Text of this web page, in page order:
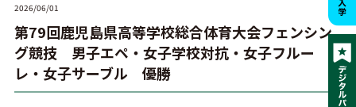
2026/06/01
第79回鹿児島県高等学校総合体育大会フェンシン
グ競技 男子エペ・女子学校対抗・女子フルー
レ・女子サーブル 優勝